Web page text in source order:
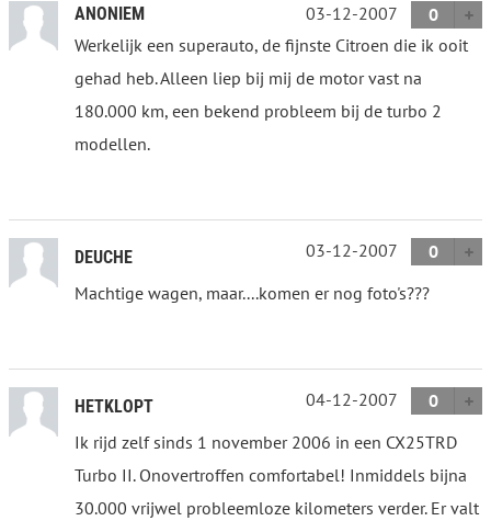
ANONIEM 03-12-2007
0
Werkelijk een superauto, de fijnste Citroen die ik ooit
gehad heb. Alleen liep bij mij de motor vast na
180.000 km, een bekend probleem bij de turbo 2
modellen.
DEUCHE 03-12-2007
0
Machtige wagen, maar....komen er nog foto's???
HETKLOPT 04-12-2007
0
Ik rijd zelf sinds 1 november 2006 in een CX25TRD
Turbo II. Onovertroffen comfortabel! Inmiddels bijna
30.000 vrijwel probleemloze kilometers verder. Er valt